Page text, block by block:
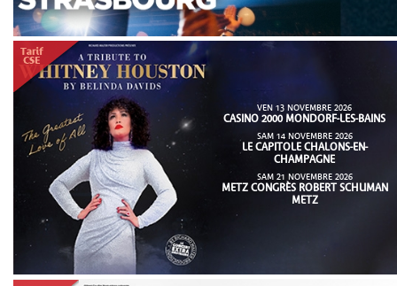
VEN 13 NOVEMBRE 2026
CASINO 2000 MONDORF-LES-BAINS
SAM 14 NOVEMBRE 2026
LE CAPITOLE CHALONS-EN-
CHAMPAGNE
SAM 21 NOVEMBRE 2026
METZ CONGRÈS ROBERT SCHUMAN
METZ